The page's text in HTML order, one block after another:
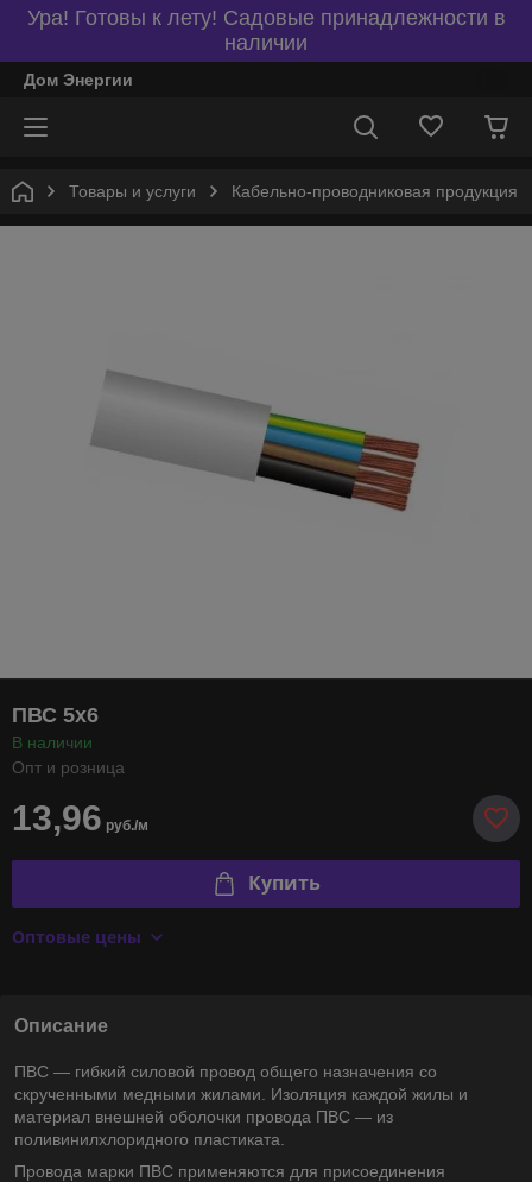
Ура! Готовы к лету! Садовые принадлежности в
наличии
Дом Энергии
Товары и услуги Кабельно-проводниковая продукция
ПВС 5х6
В наличии
Опт и розница
13,96 руб./м
Купить
Оптовые цены
Описание
ПВС — гибкий силовой провод общего назначения со
скрученными медными жилами. Изоляция каждой жилы и
материал внешней оболочки провода ПВС — из
поливинилхлоридного пластиката.
Провода марки ПВС применяются для присоединения